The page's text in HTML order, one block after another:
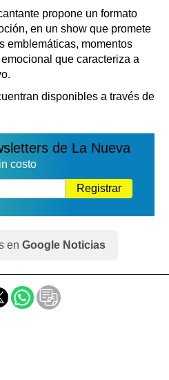
propone un formato
en un show que promete
emblemáticas, momentos
que caracteriza a
disponibles a través de
de La Nueva
costo
Registrar
en Google Noticias